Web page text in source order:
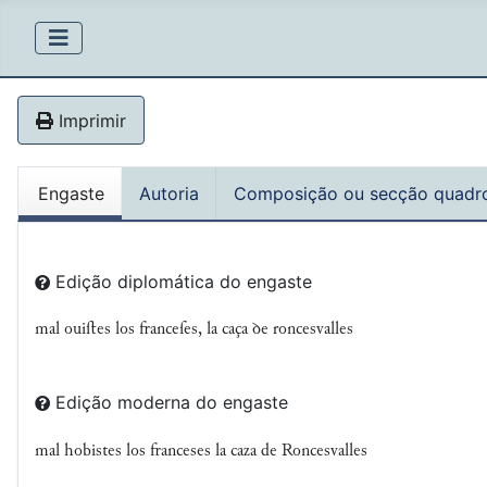
Imprimir
Engaste Autoria Composição ou secção
Edição diplomática do engaste
mal ouiﬅes los franceſes, la caça ꝺe roncesvalles
Edição moderna do engaste
mal hobistes los franceses la caza de Roncesvalles